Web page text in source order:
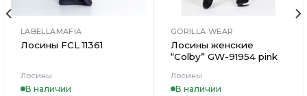
LABELLAMAFIA
Лосины FCL 11361
Лосины
В наличии
GORILLA WEAR
Лосины женские
“Colby” GW-91954 pink
Лосины
В наличии